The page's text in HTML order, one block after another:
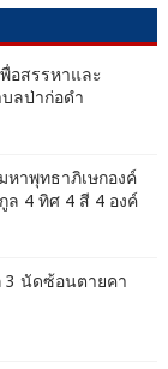
อสรรหาและ
ลป่าก่อดำ
าพุทธาภิเษกองค์
ล 4 ทิศ 4 สี 4 องค์
3 นัดซ้อนตายคา